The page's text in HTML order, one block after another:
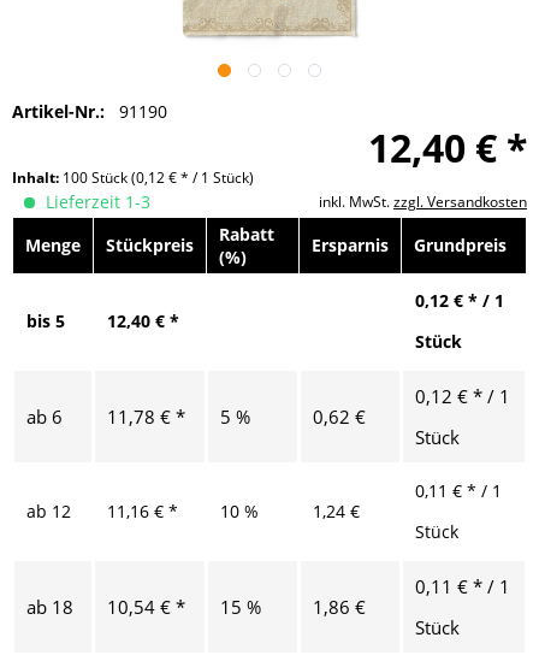
Artikel-Nr.: 91190
12,40 € *
Inhalt: 100 Stück(0,12 € * / 1 Stück)
inkl. MwSt.zzgl. Versandkosten
Lieferzeit 1-3
Menge
Stückpreis
Rabatt
(%)
Ersparnis Grundpreis
bis 5 12,40 € *
0,12 € * / 1
Stück
ab 6 11,78 € * 5 % 0,62 €
0,12 € * / 1
Stück
ab 12 11,16 € * 10 % 1,24 €
0,11 € * / 1
Stück
ab 18 10,54 € * 15 % 1,86 €
0,11 € * / 1
Stück